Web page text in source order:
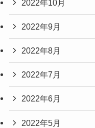
2022年10月
2022年9月
2022年8月
2022年7月
2022年6月
2022年5月